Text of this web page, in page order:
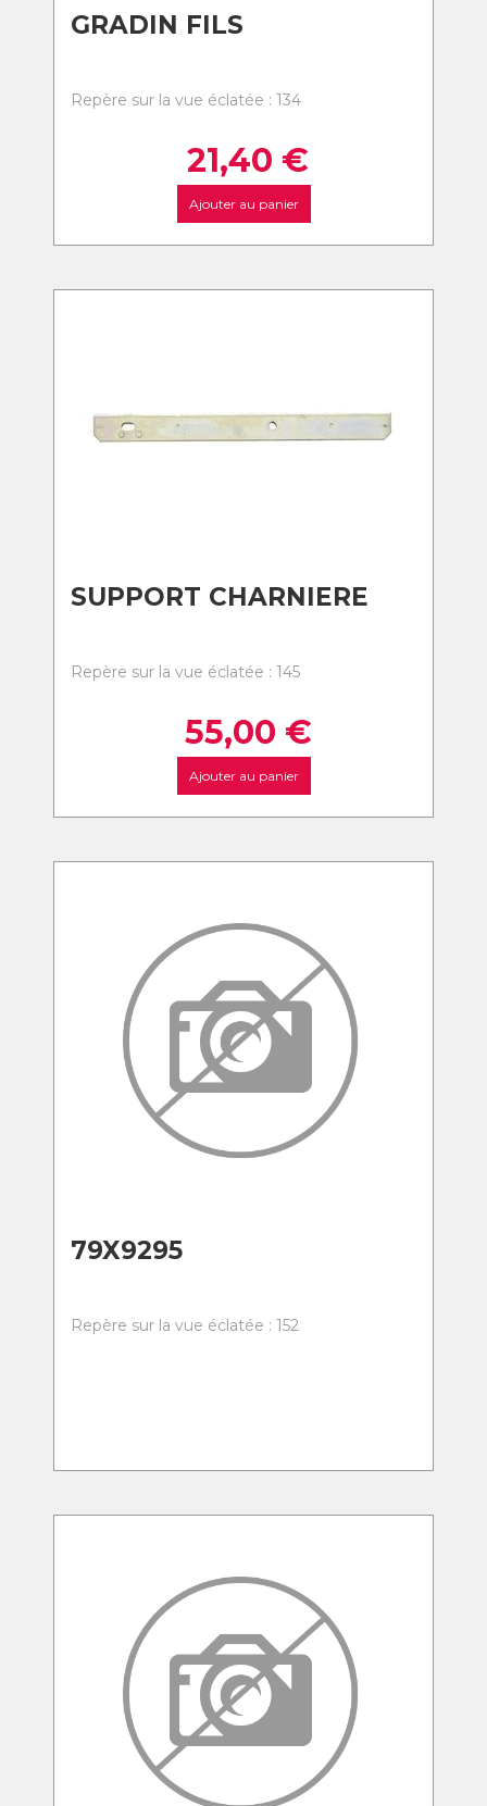
GRADIN FILS
Repère sur la vue éclatée : 134
21,40 €
Ajouter au panier
SUPPORT CHARNIERE
Repère sur la vue éclatée : 145
55,00 €
Ajouter au panier
79X9295
Repère sur la vue éclatée : 152